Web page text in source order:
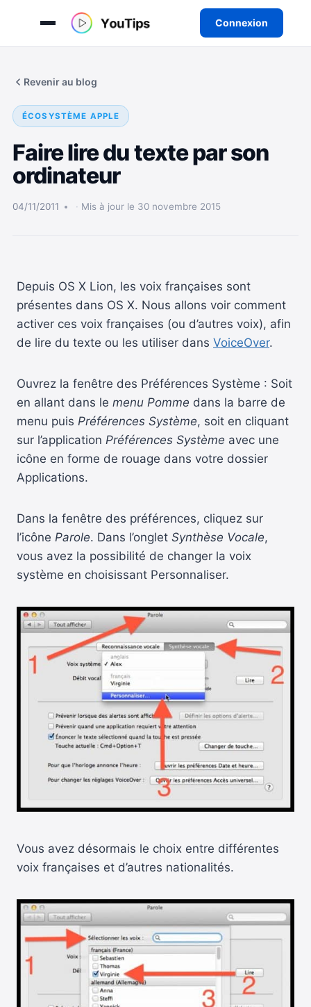
Connexion
Revenir au blog
ÉCOSYSTÈME APPLE
Faire lire du texte par son
ordinateur
04/11/2011 Mis à jour le 30 novembre 2015
Depuis OS X Lion, les voix françaises sont
présentes dans OS X. Nous allons voir comment
activer ces voix françaises (ou d’autres voix), afin
de lire du texte ou les utiliser dans VoiceOver.
Ouvrez la fenêtre des Préférences Système : Soit
en allant dans le menu Pomme dans la barre de
menu puis Préférences Système, soit en cliquant
sur l’application Préférences Système avec une
icône en forme de rouage dans votre dossier
Applications.
Dans la fenêtre des préférences, cliquez sur
l’icône Parole. Dans l’onglet Synthèse Vocale,
vous avez la possibilité de changer la voix
système en choisissant Personnaliser.
Vous avez désormais le choix entre différentes
voix françaises et d’autres nationalités.